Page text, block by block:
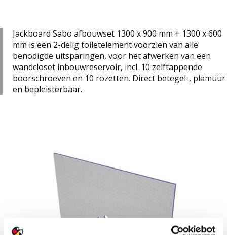
Jackboard Sabo afbouwset 1300 x 900 mm + 1300 x 600
mm is een 2-delig toiletelement voorzien van alle
benodigde uitsparingen, voor het afwerken van een
wandcloset inbouwreservoir, incl. 10 zelftappende
boorschroeven en 10 rozetten. Direct betegel-, plamuur
en bepleisterbaar.